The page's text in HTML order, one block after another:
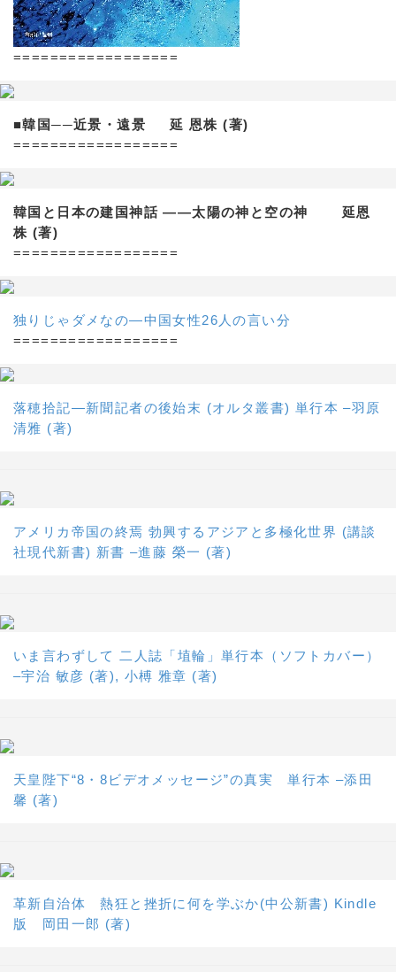
==================
■韓国──近景・遠景 延 恩株 (著)
==================
韓国と日本の建国神話 ——太陽の神と空の神 延恩
株 (著)
==================
独りじゃダメなの―中国女性26人の言い分
==================
落穂拾記―新聞記者の後始末 (オルタ叢書) 単行本 –羽原
清雅 (著)
アメリカ帝国の終焉 勃興するアジアと多極化世界 (講談
社現代新書) 新書 –進藤 榮一 (著)
いま言わずして 二人誌「埴輪」単行本（ソフトカバー）
–宇治 敏彦 (著), 小榑 雅章 (著)
天皇陛下“8・8ビデオメッセージ”の真実 単行本 –添田
馨 (著)
革新自治体 熱狂と挫折に何を学ぶか(中公新書) Kindle
版 岡田一郎 (著)